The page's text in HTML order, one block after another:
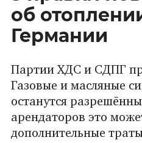
об
Германии
Партии ХДС и СДПГ
Газовые и масляные
останутся
арендаторов это
дополнительные